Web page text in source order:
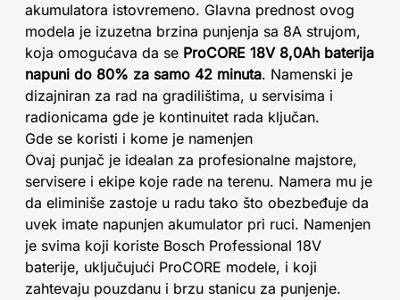
akumulatora istovremeno. Glavna prednost ovog
modela je izuzetna brzina punjenja sa 8A strujom,
koja omogućava da se ProCORE 18V 8,0Ah baterija
napuni do 80% za samo 42 minuta. Namenski je
dizajniran za rad na gradilištima, u servisima i
radionicama gde je kontinuitet rada ključan.
Gde se koristi i kome je namenjen
Ovaj punjač je idealan za profesionalne majstore,
servisere i ekipe koje rade na terenu. Namera mu je
da eliminiše zastoje u radu tako što obezbeđuje da
uvek imate napunjen akumulator pri ruci. Namenjen
je svima koji koriste Bosch Professional 18V
baterije, uključujući ProCORE modele, i koji
zahtevaju pouzdanu i brzu stanicu za punjenje.